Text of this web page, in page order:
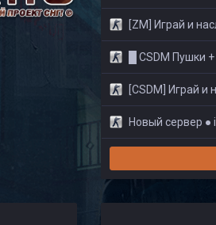
[ZM] Играй и
█ CSDM Пушки +
[CSDM] Играй и
Новый сервер ●